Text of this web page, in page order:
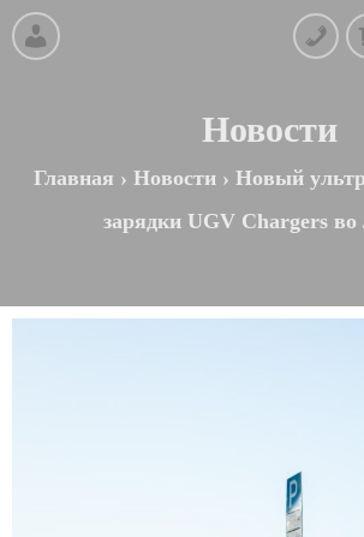
Новости
Главная › Новости › Новый
зарядки UGV Chargers